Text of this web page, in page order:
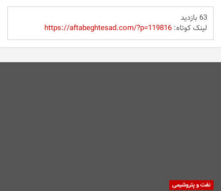
63 بازدید
لینک کوتاه:https://aftabeghtesad.com/?p=119816
نفت و پتروشیمی